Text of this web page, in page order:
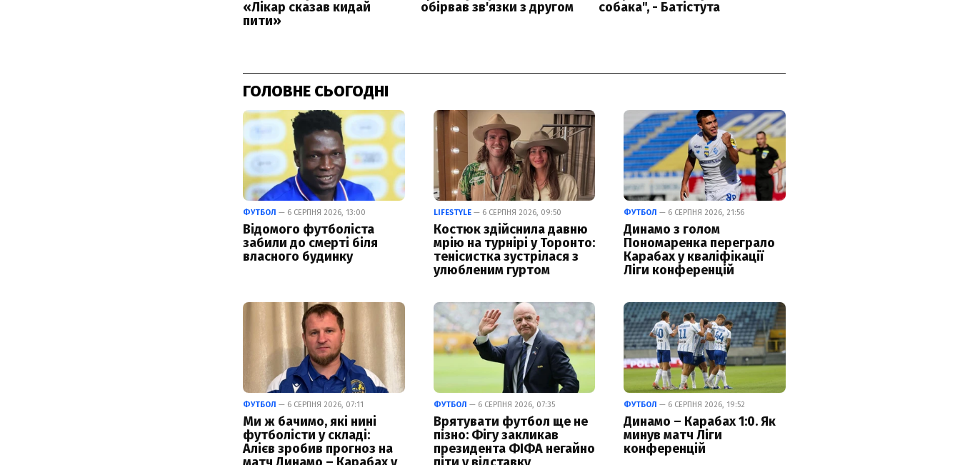
ГОЛОВНЕ СЬОГОДНІ
ФУТБОЛ — 6 СЕРПНЯ 2026, 13:00
Відомого футболіста
забили до смерті біля
власного будинку
LIFESTYLE— 6 СЕРПНЯ 2026, 09:50
Костюк здійснила давню
мрію на турнірі у Торонто:
тенісистка зустрілася з
улюбленим гуртом
ФУТБОЛ — 6 СЕРПНЯ 2026, 21:56
Динамо з голом
Пономаренка переграло
Карабах у кваліфікації
Ліги конференцій
ФУТБОЛ — 6 СЕРПНЯ 2026, 07:11
Ми ж бачимо, які нині
футболісти у складі:
Алієв зробив прогноз на
ФУТБОЛ — 6 СЕРПНЯ 2026, 07:35
Врятувати футбол ще не
пізно: Фігу закликав
президента ФІФА негайно
ФУТБОЛ — 6 СЕРПНЯ 2026, 19:52
Динамо – Карабах 1:0. Як
минув матч Ліги
конференцій